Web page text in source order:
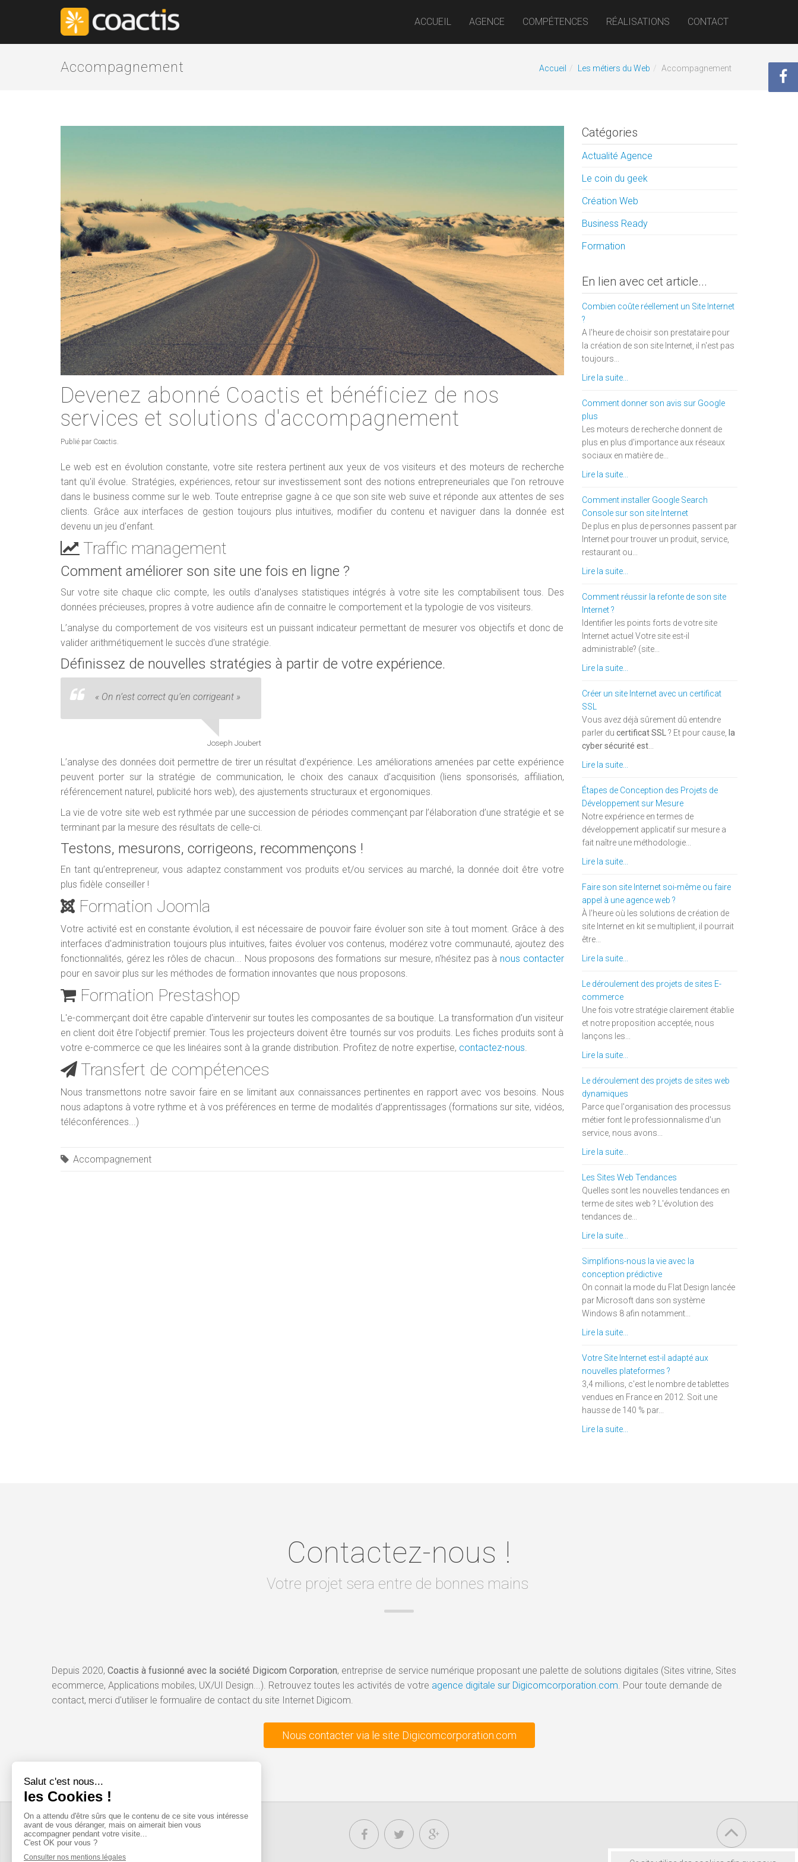
ACCUEIL AGENCE COMPÉTENCES RÉALISATIONS CONTACT
Accompagnement Accueil Les métiers du Web Accompagnement
Devenez abonné Coactis et bénéficiez de nos
services et solutions d'accompagnement
Publié par Coactis.
Le web est en évolution constante, votre site restera pertinent aux yeux de vos visiteurs et des moteurs de recherche
tant qu'il évolue. Stratégies, expériences, retour sur investissement sont des notions entrepreneuriales que l'on retrouve
dans le business comme sur le web. Toute entreprise gagne à ce que son site web suive et réponde aux attentes de ses
clients. Grâce aux interfaces de gestion toujours plus intuitives, modifier du contenu et naviguer dans la donnée est
devenu un jeu d'enfant.
Traffic management
Comment améliorer son site une fois en ligne ?
Sur votre site chaque clic compte, les outils d'analyses statistiques intégrés à votre site les comptabilisent tous. Des
données précieuses, propres à votre audience afin de connaitre le comportement et la typologie de vos visiteurs.
L’analyse du comportement de vos visiteurs est un puissant indicateur permettant de mesurer vos objectifs et donc de
valider arithmétiquement le succès d'une stratégie.
Définissez de nouvelles stratégies à partir de votre expérience.
« On n’est correct qu’en corrigeant »
Joseph Joubert
L’analyse des données doit permettre de tirer un résultat d’expérience. Les améliorations amenées par cette expérience
peuvent porter sur la stratégie de communication, le choix des canaux d’acquisition (liens sponsorisés, affiliation,
référencement naturel, publicité hors web), des ajustements structuraux et ergonomiques.
La vie de votre site web est rythmée par une succession de périodes commençant par l’élaboration d’une stratégie et se
terminant par la mesure des résultats de celle-ci.
Testons, mesurons, corrigeons, recommençons !
En tant qu’entrepreneur, vous adaptez constamment vos produits et/ou services au marché, la donnée doit être votre
plus fidèle conseiller !
Formation Joomla
Votre activité est en constante évolution, il est nécessaire de pouvoir faire évoluer son site à tout moment. Grâce à des
interfaces d'administration toujours plus intuitives, faites évoluer vos contenus, modérez votre communauté, ajoutez des
fonctionnalités, gérez les rôles de chacun... Nous proposons des formations sur mesure, n'hésitez pas à nous contacter
pour en savoir plus sur les méthodes de formation innovantes que nous proposons.
Formation Prestashop
L'e-commerçant doit être capable d'intervenir sur toutes les composantes de sa boutique. La transformation d'un visiteur
en client doit être l'objectif premier. Tous les projecteurs doivent être tournés sur vos produits. Les fiches produits sont à
votre e-commerce ce que les linéaires sont à la grande distribution. Profitez de notre expertise, contactez-nous
Transfert de compétences
Nous transmettons notre savoir faire en se limitant aux connaissances pertinentes en rapport avec vos besoins. Nous
nous adaptons à votre rythme et à vos préférences en terme de modalités d’apprentissages (formations sur site, vidéos,
téléconférences...)
Accompagnement
Catégories
Actualité Agence
Le coin du geek
Création Web
Business Ready
Formation
En lien avec cet article...
Combien coûte réellement un Site Internet
?
A l'heure de choisir son prestataire pour
la création de son site Internet, il n'est pas
toujours...
Lire la suite...
Comment donner son avis sur Google
plus
Les moteurs de recherche donnent de
plus en plus d'importance aux réseaux
sociaux en matière de...
Lire la suite...
Comment installer Google Search
Console sur son site Internet
De plus en plus de personnes passent par
Internet pour trouver un produit, service,
restaurant ou...
Lire la suite...
Comment réussir la refonte de son site
Internet ?
Identifier les points forts de votre site
Internet actuel Votre site est-il
administrable? (site...
Lire la suite...
Créer un site Internet avec un certificat
SSL
Vous avez déjà sûrement dû entendre
parler du certificat SSL ? Et pour cause, la
cyber sécurité est...
Lire la suite...
Étapes de Conception des Projets de
Développement sur Mesure
Notre expérience en termes de
développement applicatif sur mesure a
fait naître une méthodologie...
Lire la suite...
Faire son site Internet soi-même ou faire
appel à une agence web ?
À l'heure où les solutions de création de
site Internet en kit se multiplient, il pourrait
être...
Lire la suite...
Le déroulement des projets de sites E-
commerce
Une fois votre stratégie clairement établie
et notre proposition acceptée, nous
lançons les...
Lire la suite...
Le déroulement des projets de sites web
dynamiques
Parce que l'organisation des processus
métier font le professionnalisme d'un
service, nous avons...
Lire la suite...
Les Sites Web Tendances
Quelles sont les nouvelles tendances en
terme de sites web ? L'évolution des
tendances de...
Lire la suite...
Simplifions-nous la vie avec la
conception prédictive
On connait la mode du Flat Design lancée
par Microsoft dans son système
Windows 8 afin notamment...
Lire la suite...
Votre Site Internet est-il adapté aux
nouvelles plateformes ?
3,4 millions, c'est le nombre de tablettes
vendues en France en 2012. Soit une
hausse de 140 % par...
Lire la suite...
Contactez-nous !
Votre projet sera entre de bonnes mains
Depuis 2020, Coactis à fusionné avec la société Digicom Corporation, entreprise de service numérique proposant une palette de solutions digitales (Sites vitrine, Sites
ecommerce, Applications mobiles, UX/UI Design...). Retrouvez toutes les activités de votre agence digitale sur Digicomcorporation.com. Pour toute demande de
contact, merci d'utiliser le formualire de contact du site Internet Digicom.
Nous contacter via le site Digicomcorporation.com